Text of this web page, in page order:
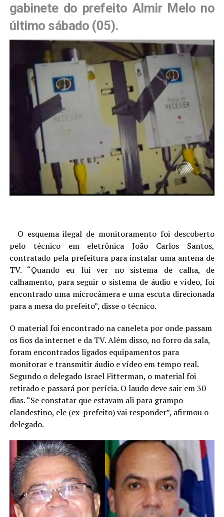
gabinete do prefeito Almir Melo no
último sábado (05).
O esquema ilegal de monitoramento foi descoberto
pelo técnico em eletrônica João Carlos Santos,
contratado pela prefeitura para instalar uma antena de
TV. “Quando eu fui ver no sistema de calha, de
calhamento, para seguir o sistema de áudio e vídeo, foi
encontrado uma microcâmera e uma escuta direcionada
para a mesa do prefeito”, disse o técnico.
O material foi encontrado na caneleta por onde passam
os fios da internet e da TV. Além disso, no forro da sala,
foram encontrados ligados equipamentos para
monitorar e transmitir áudio e vídeo em tempo real.
Segundo o delegado Israel Fitterman, o material foi
retirado e passará por perícia. O laudo deve sair em 30
dias. “Se constatar que estavam ali para grampo
clandestino, ele (ex-prefeito) vai responder”, afirmou o
delegado.